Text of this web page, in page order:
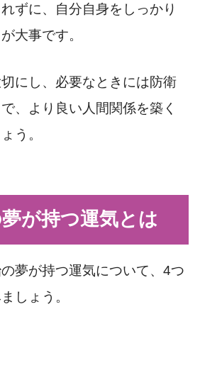
ずに、自分自身をしっかり
大事です。
にし、必要なときには防衛
、より良い人間関係を築く
う。
が持つ運気とは
夢が持つ運気について、4つ
しょう。